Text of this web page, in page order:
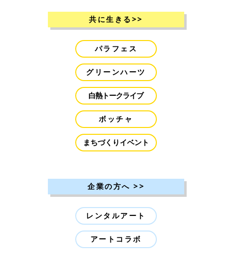
共に生きる>>
パラフェス
グリーンハーツ
白熱トークライブ
ボッチャ
まちづくりイベント
企業の方へ >>
レンタルアート
アートコラボ